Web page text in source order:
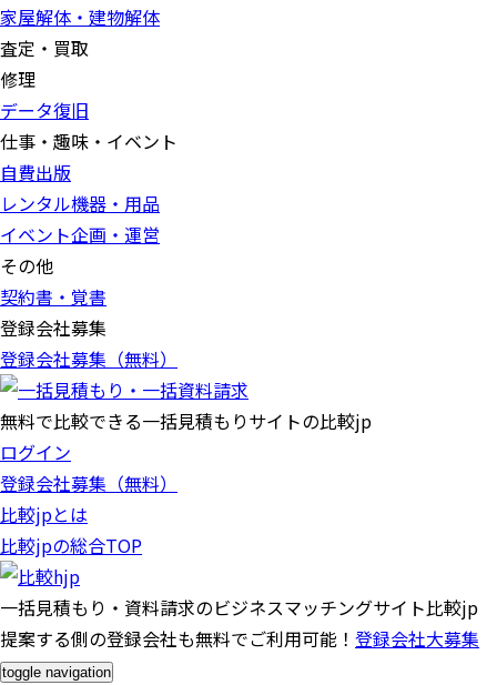
家屋解体・建物解体
査定・買取
修理
データ復旧
仕事・趣味・イベント
自費出版
レンタル機器・用品
イベント企画・運営
その他
契約書・覚書
登録会社募集
登録会社募集（無料）
無料で比較できる一括見積もりサイトの比較jp
ログイン
登録会社募集（無料）
比較jpとは
比較jpの総合TOP
一括見積もり・資料請求のビジネスマッチングサイト比較jp
提案する側の登録会社も無料でご利用可能！ 登録会社大募集
toggle navigation